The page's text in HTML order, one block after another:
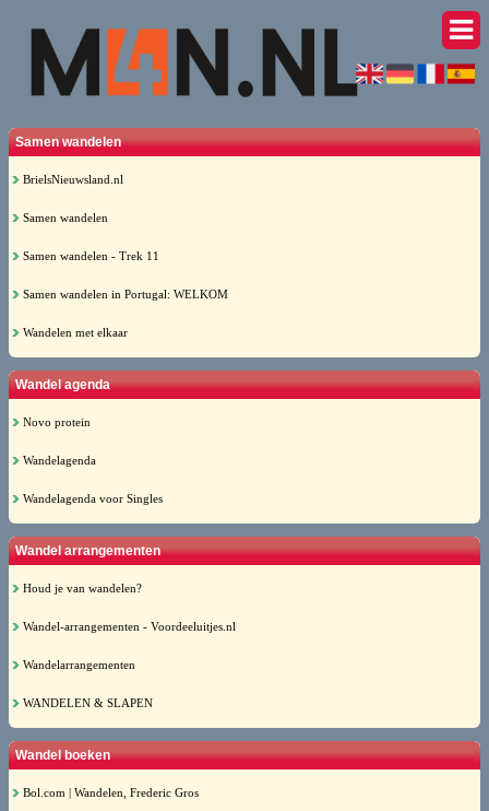
Samen wandelen
BrielsNieuwsland.nl
Samen wandelen
Samen wandelen - Trek 11
Samen wandelen in Portugal: WELKOM
Wandelen met elkaar
Wandel agenda
Novo protein
Wandelagenda
Wandelagenda voor Singles
Wandel arrangementen
Houd je van wandelen?
Wandel-arrangementen - Voordeeluitjes.nl
Wandelarrangementen
WANDELEN & SLAPEN
Wandel boeken
Bol.com | Wandelen, Frederic Gros